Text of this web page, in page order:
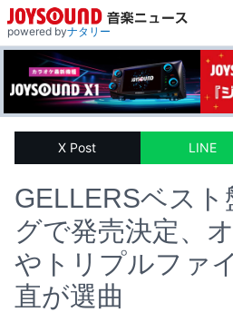
powered byナタリー
X Post LINE
GELLERSベスト
グで発売決定、
やトリプルファ
直が選曲